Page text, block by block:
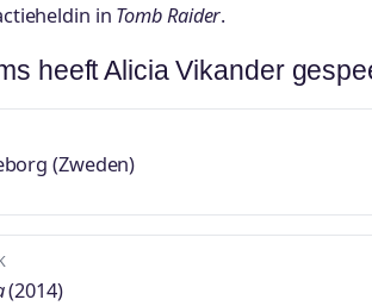
in Tomb Raider.
heeft Alicia Vikander
(Zweden)
(2014)